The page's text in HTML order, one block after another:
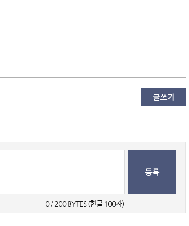
글쓰기
0 / 200 BYTES (한글 100자)
등록